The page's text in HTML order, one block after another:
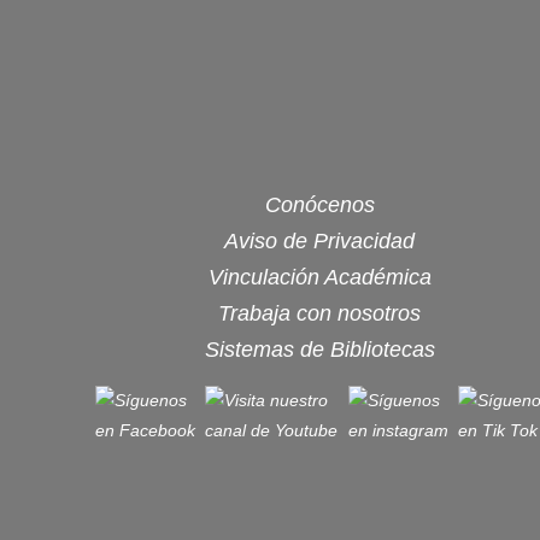
Conócenos
Aviso de Privacidad
Vinculación Académica
Trabaja con nosotros
Sistemas de Bibliotecas